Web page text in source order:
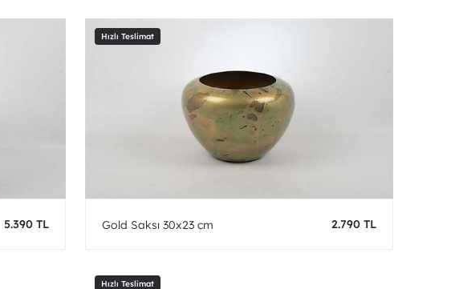
5.390 TL Gold Saksı 30x23 cm 2.790 TL